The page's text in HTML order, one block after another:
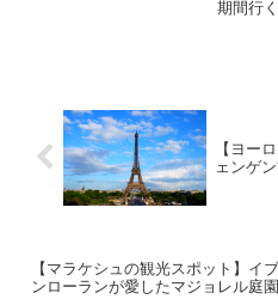
期間行
【ヨー
ェンゲ
【マラケシュの観光スポット】イ
ンローランが愛したマジョレル庭園